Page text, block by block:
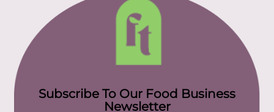
Subscribe To Our Food Business
Newsletter